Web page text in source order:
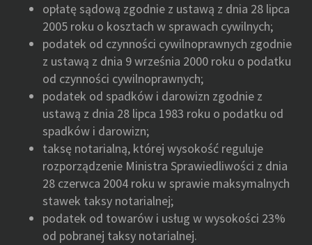
opłatę sądową zgodnie z ustawą z dnia 28 lipca
2005 roku o kosztach w sprawach cywilnych;
podatek od czynności cywilnoprawnych zgodnie
z ustawą z dnia 9 września 2000 roku o podatku
od czynności cywilnoprawnych;
podatek od spadków i darowizn zgodnie z
ustawą z dnia 28 lipca 1983 roku o podatku od
spadków i darowizn;
taksę notarialną, której wysokość reguluje
rozporządzenie Ministra Sprawiedliwości z dnia
28 czerwca 2004 roku w sprawie maksymalnych
stawek taksy notarialnej;
podatek od towarów i usług w wysokości 23%
od pobranej taksy notarialnej.